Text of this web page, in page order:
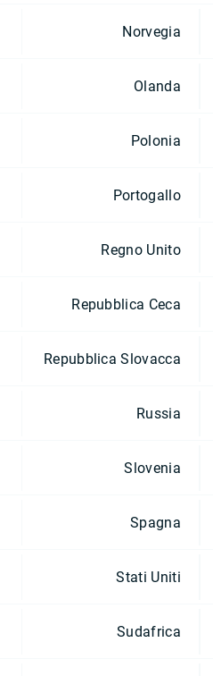
Norvegia
Olanda
Polonia
Portogallo
Regno Unito
Repubblica Ceca
Repubblica Slovacca
Russia
Slovenia
Spagna
Stati Uniti
Sudafrica